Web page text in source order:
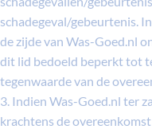
schadegeval/gebeurtenis.
de zijde van Was-Goed.nl
dit lid bedoeld beperkt tot
tegenwaarde van de
3. Indien Was-Goed.nl ter
krachtens de